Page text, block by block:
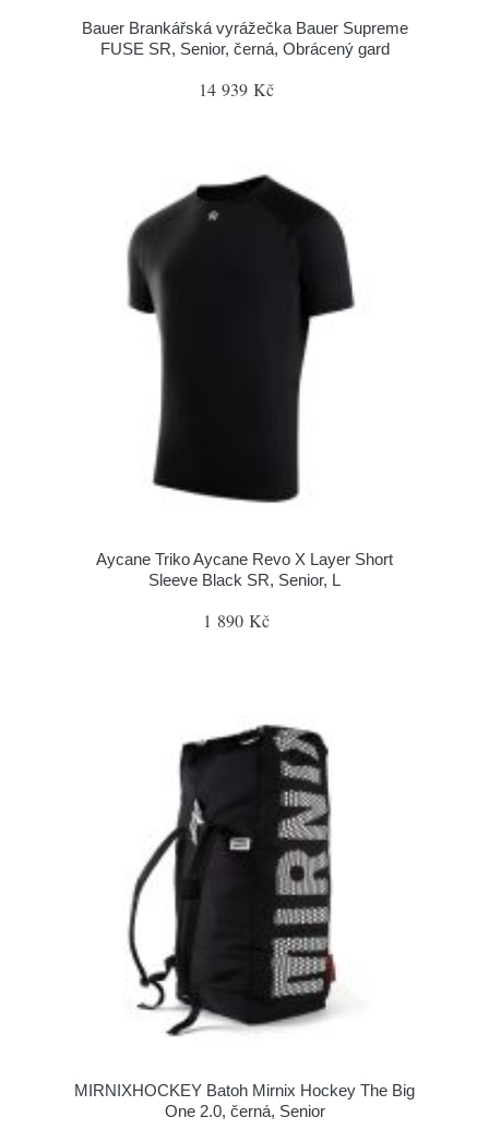
Bauer Brankářská vyrážečka Bauer Supreme
FUSE SR, Senior, černá, Obrácený gard
14 939 Kč
Aycane Triko Aycane Revo X Layer Short
Sleeve Black SR, Senior, L
1 890 Kč
MIRNIXHOCKEY Batoh Mirnix Hockey The Big
One 2.0, černá, Senior